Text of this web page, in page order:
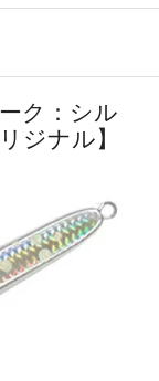
ク：シル
ジナル】